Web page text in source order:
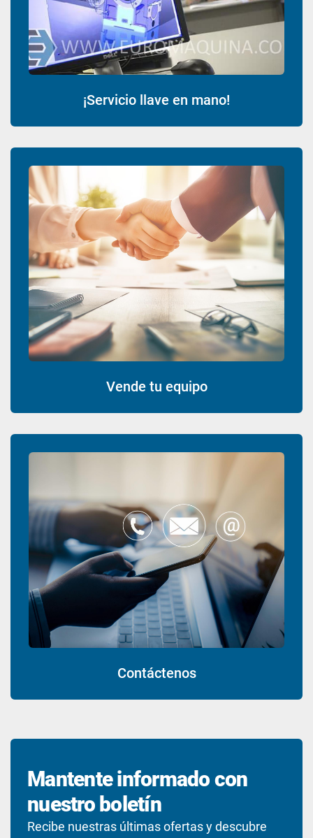
¡Servicio llave en mano!
Vende tu equipo
Contáctenos
Mantente informado con
nuestro boletín
Recibe nuestras últimas ofertas y descubre